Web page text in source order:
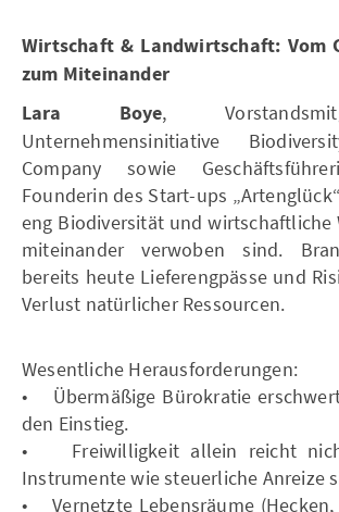
Wirtschaft & Landwirtschaft: Vom
zum Miteinander
Lara Boye,
Unternehmensinitiative
Company sowie
Founderin des Start-ups
eng Biodiversität und wirtschaftliche
miteinander verwoben sind.
bereits heute Lieferengpässe und
Verlust natürlicher Ressourcen.
Wesentliche Herausforderungen:
• Übermäßige Bürokratie
den Einstieg.
• Freiwilligkeit allein reicht
Instrumente wie steuerliche Anreize
• Vernetzte Lebensräume (Hecken,